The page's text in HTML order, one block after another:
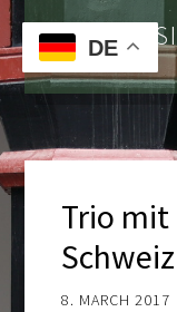
Trio mit
Schweiz
8. MARCH 2017
DE